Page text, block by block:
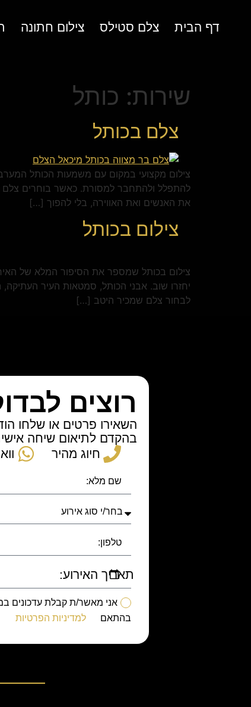
דף הבית צלם סטילס צילום חתונה
שירות: כותל
צלם בכותל
צילום מקצועי במקום עם משמעות הכותל
להתפלל ולהתחבר למסורת. כאשר בוחרים צלם
את האנשים ואת האווירה, בלי להפוך […]
צילום בכותל
צילום בכותל שמספר את הסיפור המלא של
יחזרו שוב. אבני הכותל, סמטאות העיר
לבחור צלם שמכיר היטב […]
רוצים
השאירו פרטים או שלחו
בהקדם לתיאום שיחה
חיוג מהיר
תאריך האירוע:
אני מאשר/ת קבלת עדכונים
בהתאם
למדיניות הפרטיות